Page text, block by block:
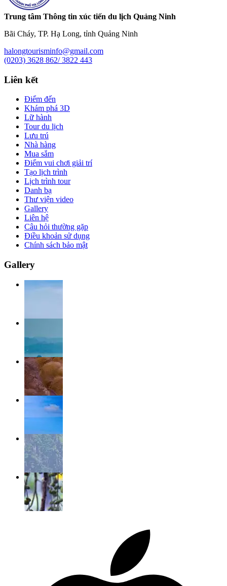
Trung tâm Thông tin xúc tiến du lịch Quảng Ninh
Bãi Cháy, TP. Hạ Long, tỉnh Quảng Ninh
halongtourisminfo@gmail.com
(0203) 3628 862/ 3822 443
Liên kết
Điểm đến
Khám phá 3D
Lữ hành
Tour du lịch
Lưu trú
Nhà hàng
Mua sắm
Điểm vui chơi giải trí
Tạo lịch trình
Lịch trình tour
Danh bạ
Thư viện video
Gallery
Liên hệ
Câu hỏi thường gặp
Điều khoản sử dụng
Chính sách bảo mật
Gallery